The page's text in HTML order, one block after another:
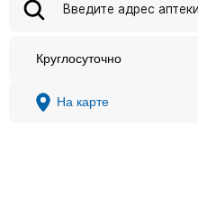
Круглосуточно
На карте